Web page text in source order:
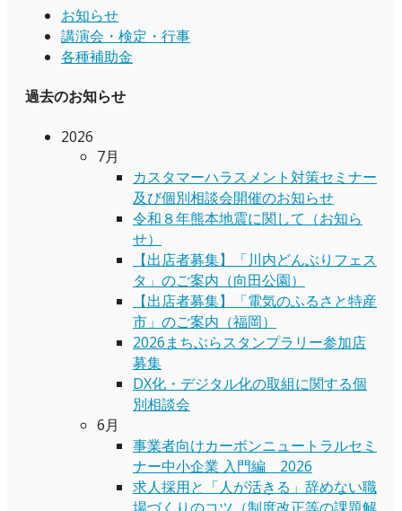
お知らせ
講演会・検定・行事
各種補助金
過去のお知らせ
2026
7月
カスタマーハラスメント対策セミナー
及び個別相談会開催のお知らせ
令和８年熊本地震に関して（お知ら
せ）
【出店者募集】「川内どんぶりフェス
タ」のご案内（向田公園）
【出店者募集】「電気のふるさと特産
市」のご案内（福岡）
2026まちぶらスタンプラリー参加店
募集
DX化・デジタル化の取組に関する個
別相談会
6月
事業者向けカーボンニュートラルセミ
ナー中小企業 入門編 2026
求人採用と「人が活きる」辞めない職